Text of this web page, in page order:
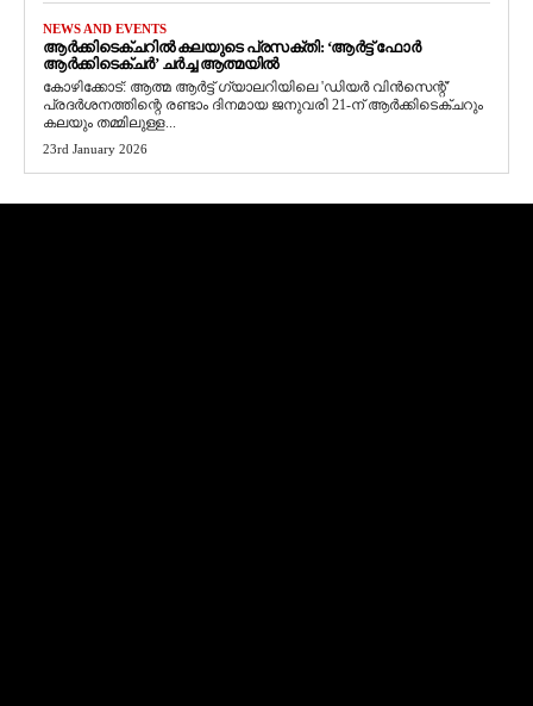
NEWS AND EVENTS
ആർക്കിടെക്ചറിൽ കലയുടെ പ്രസക്തി: ‘ആർട്ട് ഫോർ
ആർക്കിടെക്ചർ’ ചർച്ച ആത്മയിൽ
​കോഴിക്കോട്: ആത്മ ആർട്ട് ഗ്യാലറിയിലെ 'ഡിയർ വിൻസെന്റ്'
പ്രദർശനത്തിന്റെ രണ്ടാം ദിനമായ ജനുവരി 21-ന് ആർക്കിടെക്ചറും
കലയും തമ്മിലുള്ള...
23rd January 2026